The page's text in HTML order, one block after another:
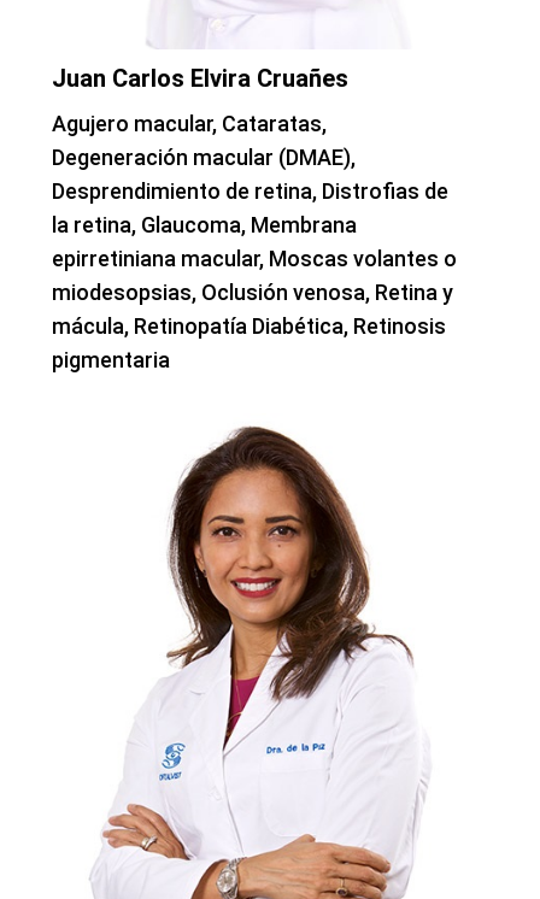
Juan Carlos Elvira Cruañes
Agujero macular, Cataratas,
Degeneración macular (DMAE),
Desprendimiento de retina, Distrofias de
la retina, Glaucoma, Membrana
epirretiniana macular, Moscas volantes o
miodesopsias, Oclusión venosa, Retina y
mácula, Retinopatía Diabética, Retinosis
pigmentaria